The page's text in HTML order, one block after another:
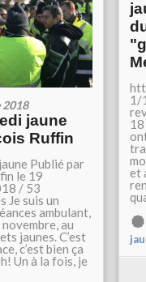
1/
18
et
2018
jaune
Ruffin
Publié par
le 19
/ 53
Je suis un
ambulant,
au
jaunes. C’est
c’est bien ça
Un à la fois, je